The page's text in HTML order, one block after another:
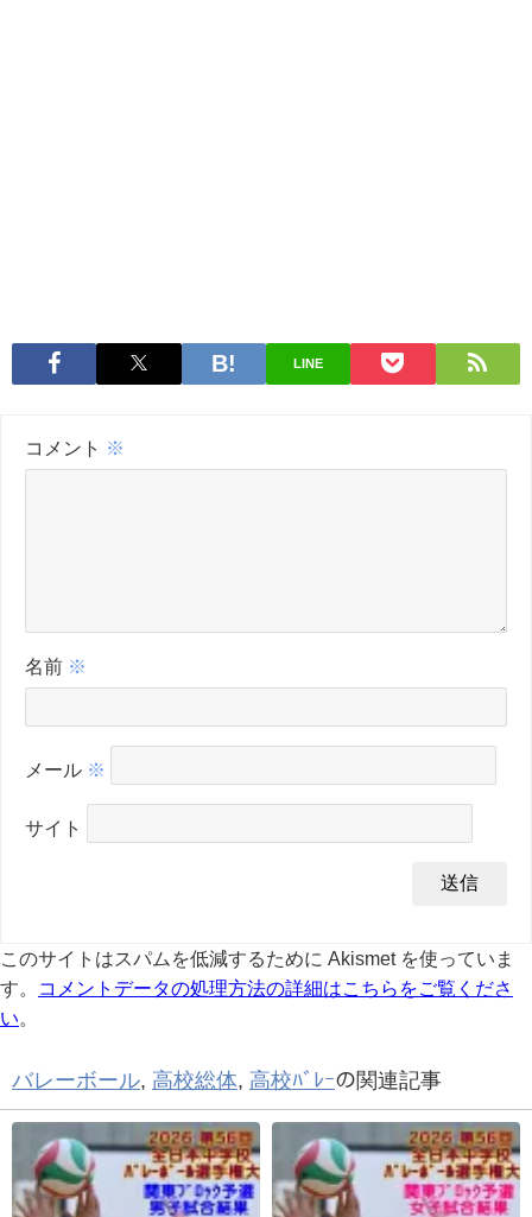
LINE
コメント ※
名前 ※
メール ※
サイト
このサイトはスパムを低減するために Akismet を使っていま
す。
コメントデータの処理方法の詳細はこちらをご覧くださ
い
バレーボール 高校総体 高校ﾊﾞﾚｰの関連記事